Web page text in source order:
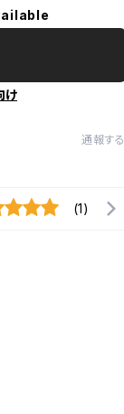
け
通報する
(1)